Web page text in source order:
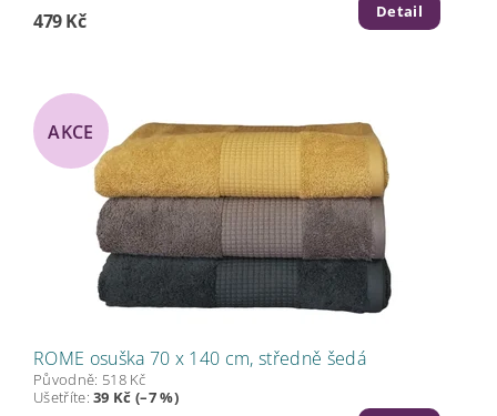
479 Kč Detail
AKCE
ROME osuška 70 x 140 cm, středně šedá
Původně: 518 Kč
Ušetříte:39 Kč (–7 %)